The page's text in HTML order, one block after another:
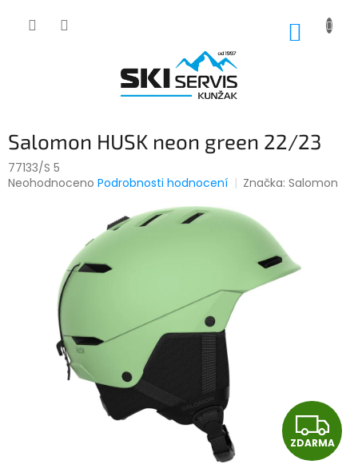
Salomon HUSK neon green 22/23
77133/S 5
Průměrné
hvězdiček.
Neohodnoceno Podrobnosti hodnocení Značka:Salomon
Z
D
ZDARMA